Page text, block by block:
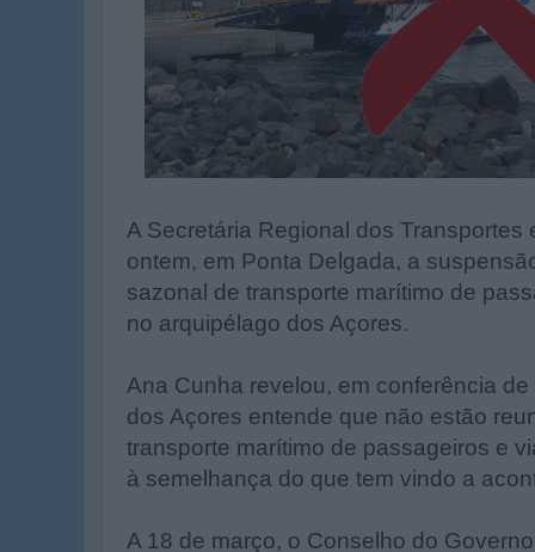
A Secretária Regional dos
ontem, em Ponta Delgada, a
sazonal de transporte marítimo de
no arquipélago dos Açores.
Ana Cunha revelou, em conferência
dos Açores entende que não estão
transporte marítimo de passageiros e
à semelhança do que tem vindo a
A 18 de março, o Conselho do